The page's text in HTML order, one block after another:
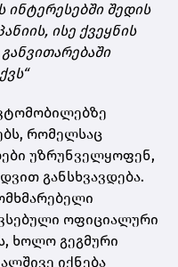
შედის
ისე ქვეყნის
რომელსაც
უზრუნველყოფენ,
განსხვავდება.
ოფიციალური
ხოლო გეგმური
იქნება